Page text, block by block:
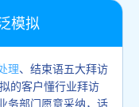
模拟
理、结束语五大拜访
的客户懂行业拜访
务部门愿意采纳，话